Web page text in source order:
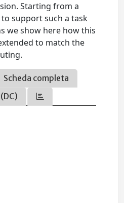
Starting from a
support such a task
we show here how this
to match the
Scheda completa